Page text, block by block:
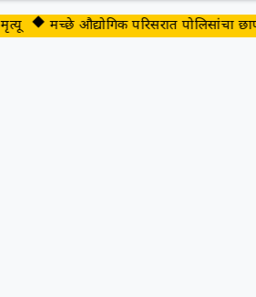
मच्छे औद्योगिक परिसरात पोलिसांचा छापा